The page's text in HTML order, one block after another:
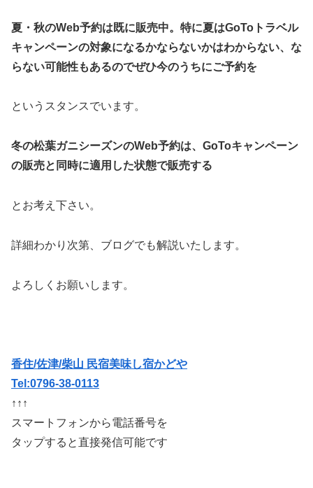
夏・秋のWeb予約は既に販売中。特に夏はGoToトラベル
キャンペーンの対象になるかならないかはわからない、な
らない可能性もあるのでぜひ今のうちにご予約を
というスタンスでいます。
冬の松葉ガニシーズンのWeb予約は、GoToキャンペーン
の販売と同時に適用した状態で販売する
とお考え下さい。
詳細わかり次第、ブログでも解説いたします。
よろしくお願いします。
香住/佐津/柴山 民宿美味し宿かどや
Tel:0796-38-0113
↑↑↑
スマートフォンから電話番号を
タップすると直接発信可能です